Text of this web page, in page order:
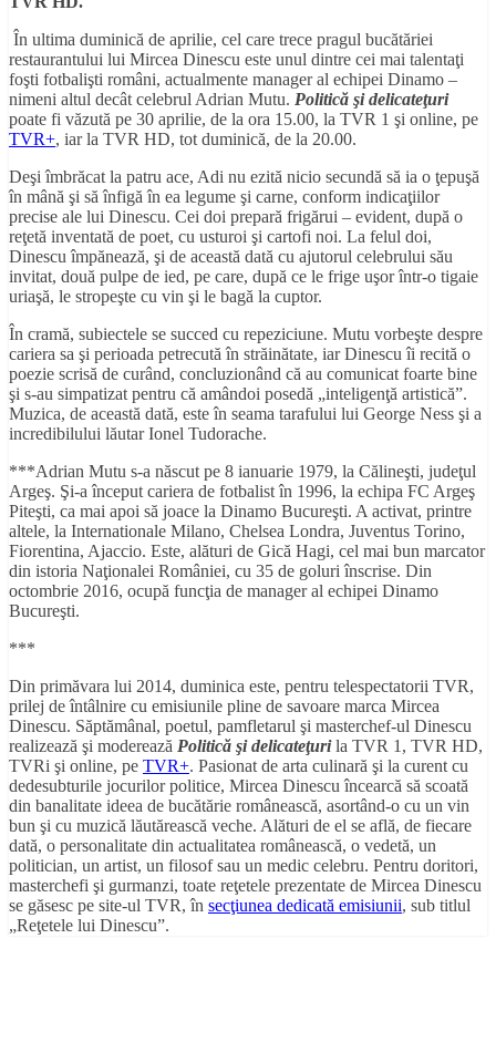
În ultima duminică de aprilie, cel care trece pragul bucătăriei
restaurantului lui Mircea Dinescu este unul dintre cei mai talentaţi
foşti fotbalişti români, actualmente manager al echipei Dinamo –
nimeni altul decât celebrul Adrian Mutu. Politică şi delicateţuri
poate fi văzută pe 30 aprilie, de la ora 15.00, la TVR 1 şi online, pe
TVR+, iar la TVR HD, tot duminică, de la 20.00.
Deşi îmbrăcat la patru ace, Adi nu ezită nicio secundă să ia o ţepuşă
în mână şi să înfigă în ea legume şi carne, conform indicaţiilor
precise ale lui Dinescu. Cei doi prepară frigărui – evident, după o
reţetă inventată de poet, cu usturoi şi cartofi noi. La felul doi,
Dinescu împănează, şi de această dată cu ajutorul celebrului său
invitat, două pulpe de ied, pe care, după ce le frige uşor într-o tigaie
uriaşă, le stropeşte cu vin şi le bagă la cuptor.
În cramă, subiectele se succed cu repeziciune. Mutu vorbeşte despre
cariera sa şi perioada petrecută în străinătate, iar Dinescu îi recită o
poezie scrisă de curând, concluzionând că au comunicat foarte bine
şi s-au simpatizat pentru că amândoi posedă „inteligenţă artistică”.
Muzica, de această dată, este în seama tarafului lui George Ness şi a
incredibilului lăutar Ionel Tudorache.
***Adrian Mutu s-a născut pe 8 ianuarie 1979, la Călineşti, judeţul
Argeş. Şi-a început cariera de fotbalist în 1996, la echipa FC Argeş
Piteşti, ca mai apoi să joace la Dinamo Bucureşti. A activat, printre
altele, la Internationale Milano, Chelsea Londra, Juventus Torino,
Fiorentina, Ajaccio. Este, alături de Gică Hagi, cel mai bun marcator
din istoria Naţionalei României, cu 35 de goluri înscrise. Din
octombrie 2016, ocupă funcţia de manager al echipei Dinamo
Bucureşti.
***
Din primăvara lui 2014, duminica este, pentru telespectatorii TVR,
prilej de întâlnire cu emisiunile pline de savoare marca Mircea
Dinescu. Săptămânal, poetul, pamfletarul şi masterchef-ul Dinescu
realizează şi moderează Politică şi delicateţurila TVR 1, TVR HD,
TVRi şi online, pe TVR+. Pasionat de arta culinară şi la curent cu
dedesubturile jocurilor politice, Mircea Dinescu încearcă să scoată
din banalitate ideea de bucătărie românească, asortând-o cu un vin
bun şi cu muzică lăutărească veche. Alături de el se află, de fiecare
dată, o personalitate din actualitatea românească, o vedetă, un
politician, un artist, un filosof sau un medic celebru. Pentru doritori,
masterchefi şi gurmanzi, toate reţetele prezentate de Mircea Dinescu
se găsesc pe site-ul TVR, în secţiunea dedicată emisiunii, sub titlul
„Reţetele lui Dinescu”.